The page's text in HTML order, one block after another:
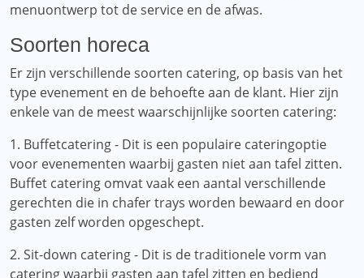
menuontwerp tot de service en de afwas.
Soorten horeca
Er zijn verschillende soorten catering, op basis van het
type evenement en de behoefte aan de klant. Hier zijn
enkele van de meest waarschijnlijke soorten catering:
1. Buffetcatering - Dit is een populaire cateringoptie
voor evenementen waarbij gasten niet aan tafel zitten.
Buffet catering omvat vaak een aantal verschillende
gerechten die in chafer trays worden bewaard en door
gasten zelf worden opgeschept.
2. Sit-down catering - Dit is de traditionele vorm van
catering waarbij gasten aan tafel zitten en bediend